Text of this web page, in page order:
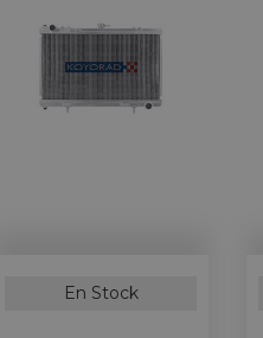
En Stock